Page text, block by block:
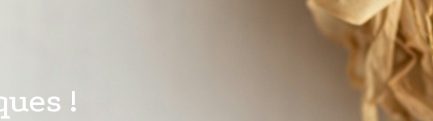
possibilités, obtenez les
de 25%